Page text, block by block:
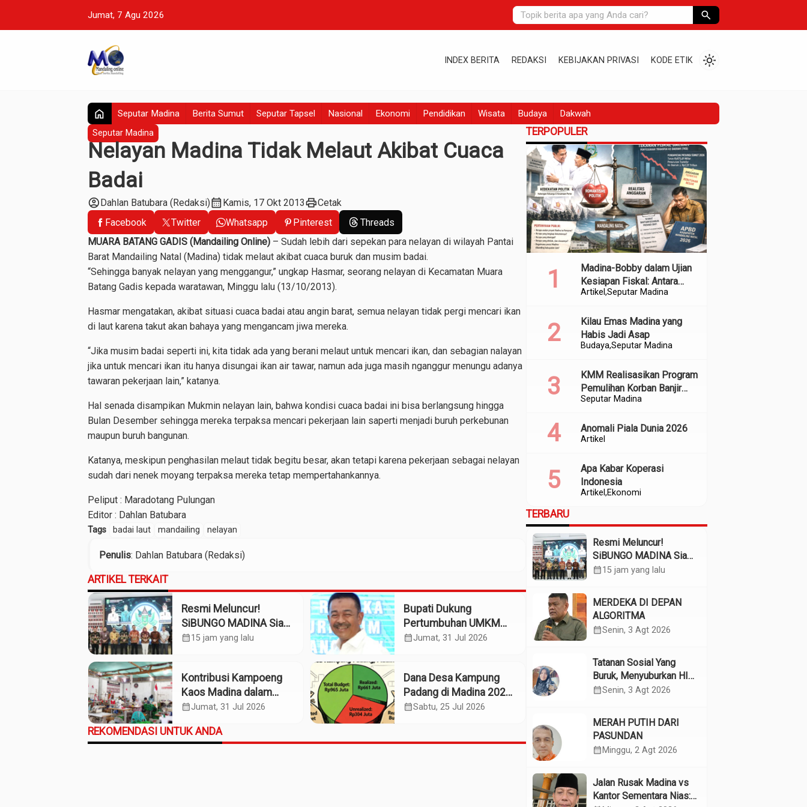
Jumat, 7 Agu 2026 search
INDEX BERITA REDAKSI KEBIJAKAN PRIVASI KODE ETIK light_mode
home Seputar Madina Berita Sumut Seputar Tapsel Nasional Ekonomi Pendidikan Wisata Budaya Dakwah
Seputar Madina
Nelayan Madina Tidak Melaut Akibat Cuaca
Badai
account_circleDahlan Batubara (Redaksi)calendar_monthKamis, 17 Okt 2013printCetak
Facebook
Twitter Whatsapp Pinterest
Threads
MUARA BATANG GADIS (Mandailing Online) – Sudah lebih dari sepekan para nelayan di wilayah Pantai
Barat Mandailing Natal (Madina) tidak melaut akibat cuaca buruk dan musim badai.
“Sehingga banyak nelayan yang menggangur,” ungkap Hasmar, seorang nelayan di Kecamatan Muara
Batang Gadis kepada waratawan, Minggu lalu (13/10/2013).
Hasmar mengatakan, akibat situasi cuaca badai atau angin barat, semua nelayan tidak pergi mencari ikan
di laut karena takut akan bahaya yang mengancam jiwa mereka.
“Jika musim badai seperti ini, kita tidak ada yang berani melaut untuk mencari ikan, dan sebagian nalayan
jika untuk mencari ikan itu hanya disungai ikan air tawar, namun ada juga masih nganggur menungu adanya
tawaran pekerjaan lain,” katanya.
Hal senada disampikan Mukmin nelayan lain, bahwa kondisi cuaca badai ini bisa berlangsung hingga
Bulan Desember sehingga mereka terpaksa mencari pekerjaan lain saperti menjadi buruh perkebunan
maupun buruh bangunan.
Katanya, meskipun penghasilan melaut tidak begitu besar, akan tetapi karena pekerjaan sebagai nelayan
sudah dari nenek moyang terpaksa mereka tetap mempertahankannya.
Peliput : Maradotang Pulungan
Editor : Dahlan Batubara
Tags badai laut mandailing nelayan
Penulis: Dahlan Batubara (Redaksi)
ARTIKEL TERKAIT
Resmi Meluncur!
SiBUNGO MADINA Siap
Optimalkan Pendapatan
calendar_month15 jam yang lalu
Bupati Dukung
Pertumbuhan UMKM
Termasuk Kampoeng
calendar_monthJumat, 31 Jul 2026
Kontribusi Kampoeng
Kaos Madina dalam
Industri Budaya dan
calendar_monthJumat, 31 Jul 2026
Dana Desa Kampung
Padang di Madina 2025:
Pagu Rp965 Juta,
calendar_monthSabtu, 25 Jul 2026
REKOMENDASI UNTUK ANDA
TERPOPULER
Artikel Seputar Madina
Madina-Bobby dalam Ujian
Kesiapan Fiskal: Antara
Kedekatan Politik dan
BudayaSeputar Madina
Kilau Emas Madina yang
Habis Jadi Asap
Seputar Madina
KMM Realisasikan Program
Pemulihan Korban Banjir
dan Longsor di Kabupaten
Artikel
Anomali Piala Dunia 2026
Artikel Ekonomi
Apa Kabar Koperasi
Indonesia
TERBARU
Resmi Meluncur!
SiBUNGO MADINA Siap
Optimalkan Pendapatan
calendar_month15 jam yang lalu
MERDEKA DI DEPAN
ALGORITMA
calendar_monthSenin, 3 Agt 2026
Tatanan Sosial Yang
Buruk, Menyuburkan HIV
Pada Remaja
calendar_monthSenin, 3 Agt 2026
MERAH PUTIH DARI
PASUNDAN
calendar_month Minggu, 2 Agt 2026
Jalan Rusak Madina vs
Kantor Sementara Nias: